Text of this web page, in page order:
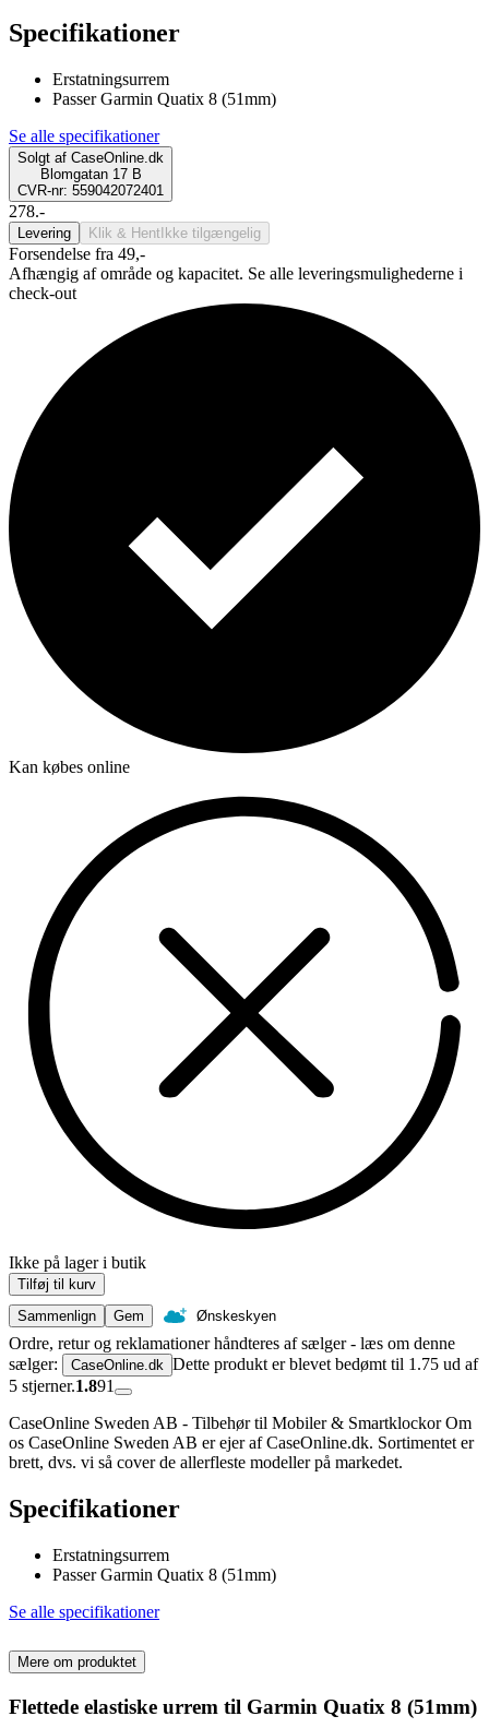
Specifikationer
Erstatningsurrem
Passer Garmin Quatix 8 (51mm)
Se alle specifikationer
Solgt af CaseOnline.dk
Blomgatan 17 B
CVR-nr: 559042072401
278.-
Levering Klik & Hent Ikke tilgængelig
Forsendelse fra 49,-
Afhængig af område og kapacitet. Se alle leveringsmulighederne i
check-out
Kan købes online
Ikke på lager i butik
Tilføj til kurv
Sammenlign
Gem Ønskeskyen
Ordre, retur og reklamationer håndteres af sælger - læs om denne
sælger:
CaseOnline.dk Dette produkt er blevet bedømt til 1.75 ud af
5 stjerner.1.891
CaseOnline Sweden AB - Tilbehør til Mobiler & Smartklockor Om
os CaseOnline Sweden AB er ejer af CaseOnline.dk. Sortimentet er
brett, dvs. vi så cover de allerfleste modeller på markedet.
Specifikationer
Erstatningsurrem
Passer Garmin Quatix 8 (51mm)
Se alle specifikationer
Mere om produktet
Flettede elastiske urrem til Garmin Quatix 8 (51mm)